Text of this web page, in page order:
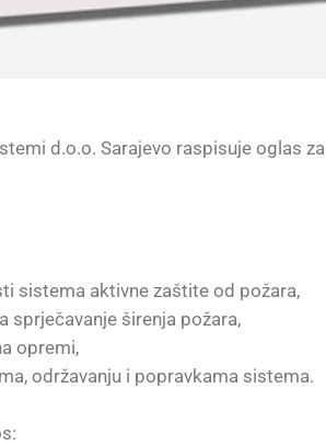
d.o.o. Sarajevo raspisuje oglas
sistema aktivne zaštite od požara,
sprječavanje širenja požara,
opremi,
održavanju i popravkama sistema.